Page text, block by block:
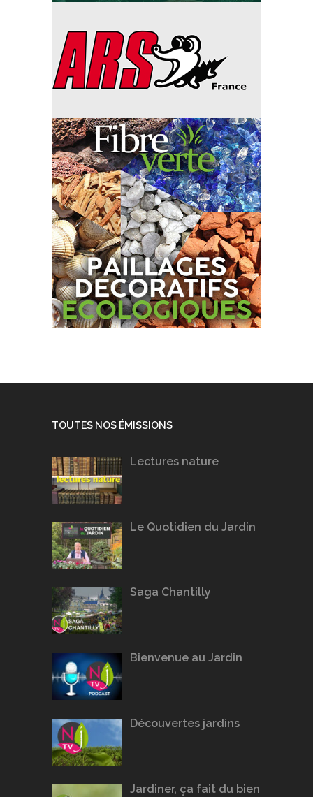
TOUTES NOS ÉMISSIONS
Lectures nature
Le Quotidien du Jardin
Saga Chantilly
Bienvenue au Jardin
Découvertes jardins
Jardiner, ça fait du bien